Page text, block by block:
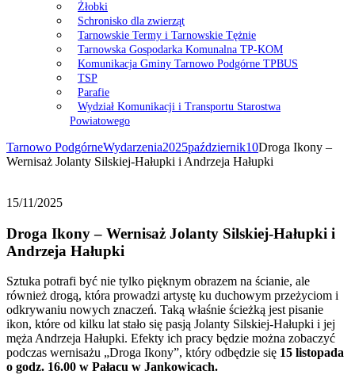
Żłobki
Schronisko dla zwierząt
Tarnowskie Termy i Tarnowskie Tężnie
Tarnowska Gospodarka Komunalna TP-KOM
Komunikacja Gminy Tarnowo Podgórne TPBUS
TSP
Parafie
Wydział Komunikacji i Transportu Starostwa
Powiatowego
Tarnowo PodgórneWydarzenia2025październik10Droga Ikony –
Wernisaż Jolanty Silskiej-Hałupki i Andrzeja Hałupki
15/11/2025
Droga Ikony – Wernisaż Jolanty Silskiej-Hałupki i
Andrzeja Hałupki
Sztuka potrafi być nie tylko pięknym obrazem na ścianie, ale
również drogą, która prowadzi artystę ku duchowym przeżyciom i
odkrywaniu nowych znaczeń. Taką właśnie ścieżką jest pisanie
ikon, które od kilku lat stało się pasją Jolanty Silskiej-Hałupki i jej
męża Andrzeja Hałupki. Efekty ich pracy będzie można zobaczyć
podczas wernisażu „Droga Ikony”, który odbędzie się 15 listopada
o godz. 16.00 w Pałacu w Jankowicach.